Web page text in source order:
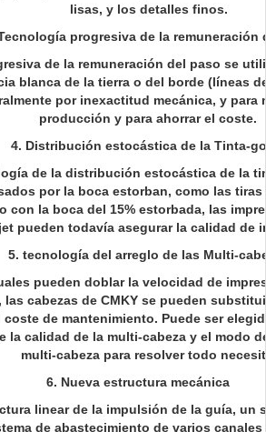
lisas, y los detalles finos.
progresiva de la remuneración
de la remuneración del paso se
blanca de la tierra o del borde (líneas
por inexactitud mecánica, y para
producción y para ahorrar el coste.
4. Distribución estocástica de la Tinta-
de la distribución estocástica de la
por la boca estorban, como las
con la boca del 15% estorbada, las
pueden todavía asegurar la calidad de
5. tecnología del arreglo de las Multi-
pueden doblar la velocidad de
las cabezas de CMKY se pueden
coste de mantenimiento. Puede ser
la calidad de la multi-cabeza y el modo
multi-cabeza para resolver todo
6. Nueva estructura mecánica
linear de la impulsión de la guía, un
de abastecimiento de varios